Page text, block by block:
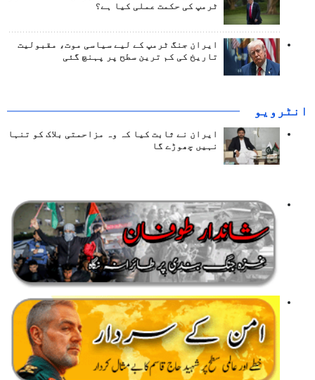
ٹرمپ کی حکمت عملی کیا ہے؟
ایران جنگ ٹرمپ کے لیے سیاسی موت، مقبولیت
تاریخ کی کم ترین سطح پر پہنچ گئی
انٹرويو
ایران نے ثابت کیا کہ وہ مزاحمتی بلاک کو تنہا
نہیں چھوڑے گا